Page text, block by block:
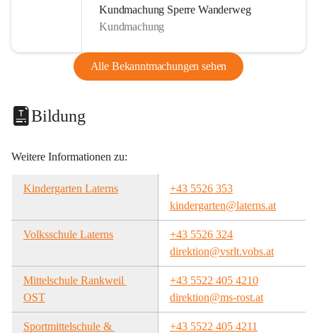
Kundmachung Sperre Wanderweg
Kundmachung
Alle Bekanntmachungen sehen
Bildung
Weitere Informationen zu:
Kindergarten Laterns
+43 5526 353
kindergarten@laterns.at
Volksschule Laterns
+43 5526 324
direktion@vsrlt.vobs.at
Mittelschule Rankweil
OST
+43 5522 405 4210
direktion@ms-rost.at
Sportmittelschule &
+43 5522 405 4211